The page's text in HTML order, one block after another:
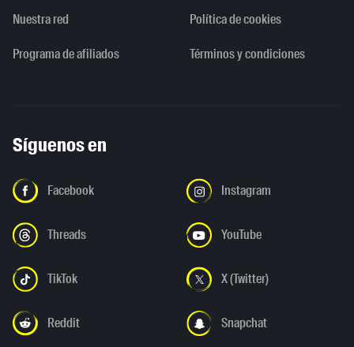
Nuestra red
Programa de afiliados
Política de cookies
Términos y condiciones
Síguenos en
Facebook Instagram
Threads YouTube
TikTok X (Twitter)
Reddit Snapchat